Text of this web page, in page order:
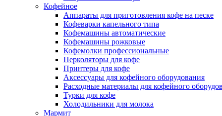
Кофейное
Аппараты для приготовления кофе на песке
Кофеварки капельного типа
Кофемашины автоматические
Кофемашины рожковые
Кофемолки профессиональные
Перколяторы для кофе
Принтеры для кофе
Аксессуары для кофейного оборудования
Расходные материалы для кофейного
Турки для кофе
Холодильники для молока
Мармит